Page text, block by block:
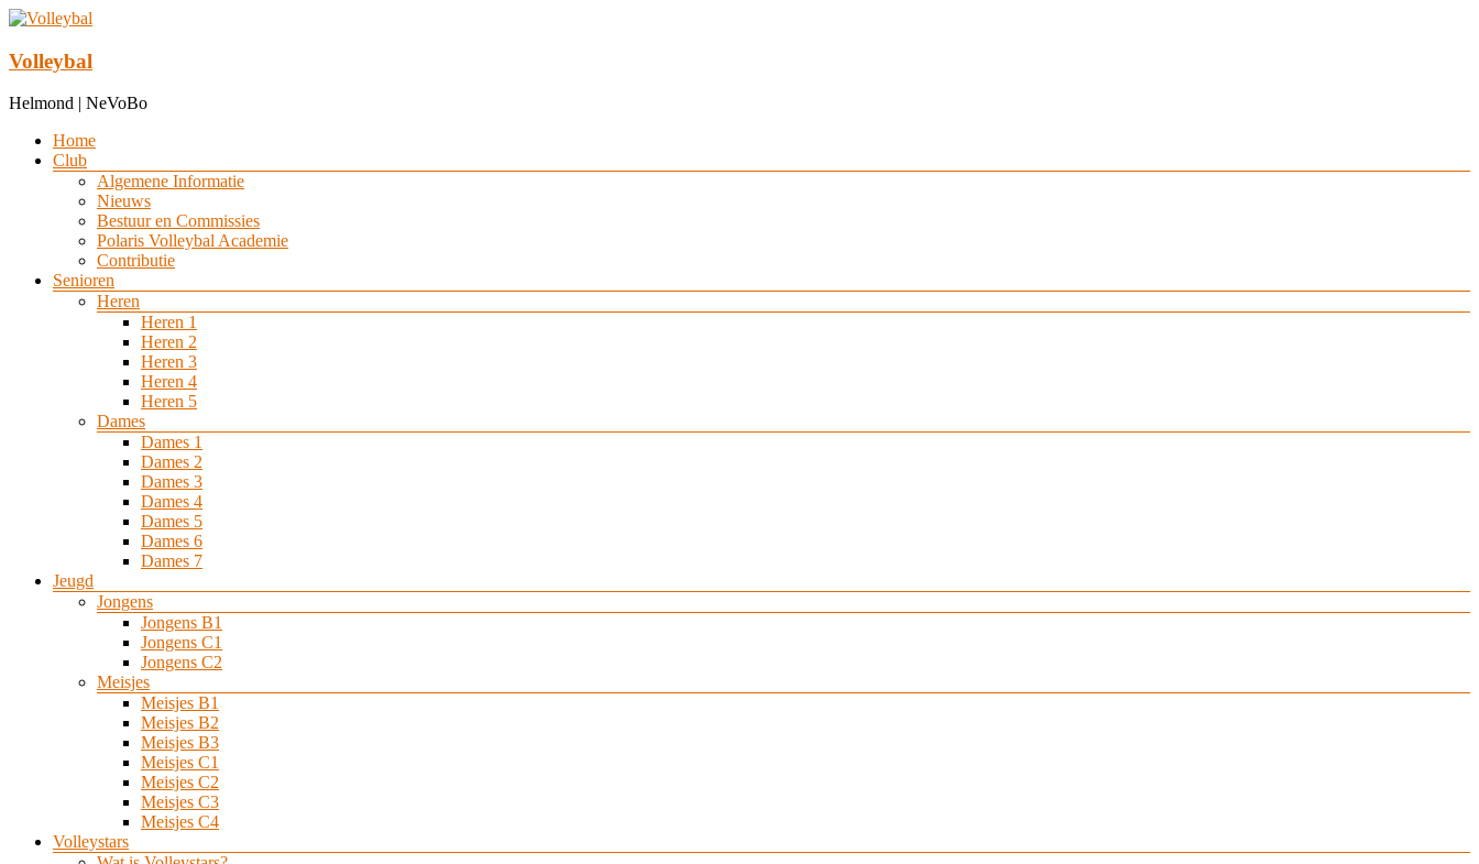
Ga
de
inhoud
Volleybal
Helmond | NeVoBo
Menu
Home
Club
Algemene Informatie
Nieuws
Bestuur en Commissies
Polaris Volleybal Academie
Contributie
Senioren
Heren
Heren 1
Heren 2
Heren 3
Heren 4
Heren 5
Dames
Dames 1
Dames 2
Dames 3
Dames 4
Dames 5
Dames 6
Dames 7
Jeugd
Jongens
Jongens B1
Jongens C1
Jongens C2
Meisjes
Meisjes B1
Meisjes B2
Meisjes B3
Meisjes C1
Meisjes C2
Meisjes C3
Meisjes C4
Volleystars